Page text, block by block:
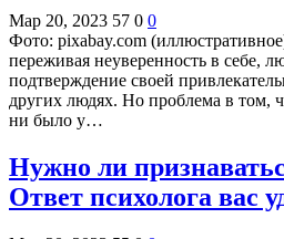
Мар 20, 2023 57 0 0
Фото: pixabay.com
переживая неуверенность в себе,
подтверждение своей
других людях. Но проблема в том,
ни было у…
Нужно ли
Ответ психолога вас